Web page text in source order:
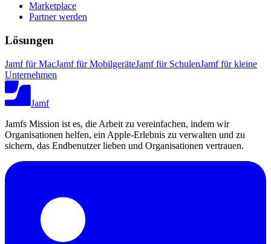
Marketplace
Partner werden
Lösungen
Jamf für MacJamf für MobilgeräteJamf für SchulenJamf für kleine
Unternehmen
Jamf
Jamfs Mission ist es, die Arbeit zu vereinfachen, indem wir
Organisationen helfen, ein Apple-Erlebnis zu verwalten und zu
sichern, das Endbenutzer lieben und Organisationen vertrauen.